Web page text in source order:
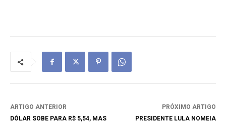
ARTIGO ANTERIOR
DÓLAR SOBE PARA R$ 5,54, MAS
PRÓXIMO ARTIGO
PRESIDENTE LULA NOMEIA